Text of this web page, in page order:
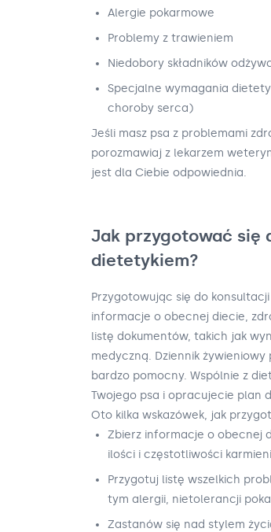
Alergie pokarmowe
Problemy z trawieniem
Niedobory składników
Specjalne wymagania
choroby serca)
Jeśli masz psa z problemami
porozmawiaj z lekarzem
jest dla Ciebie odpowiednia.
Jak przygotować się
dietetykiem?
Przygotowując się do
informacje o obecnej diecie,
listę dokumentów, takich jak
medyczną. Dziennik
bardzo pomocny. Wspólnie z
Twojego psa i opracujecie plan
Oto kilka wskazówek, jak
Zbierz informacje o obecnej
ilości i częstotliwości
Przygotuj listę wszelkich
tym alergii, nietolerancji
Zastanów się nad stylem